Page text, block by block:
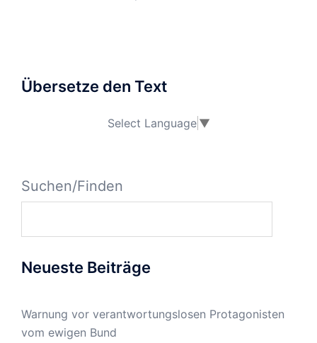
Übersetze den Text
Select Language ▼
Suchen/Finden
Neueste Beiträge
Warnung vor verantwortungslosen Protagonisten
vom ewigen Bund